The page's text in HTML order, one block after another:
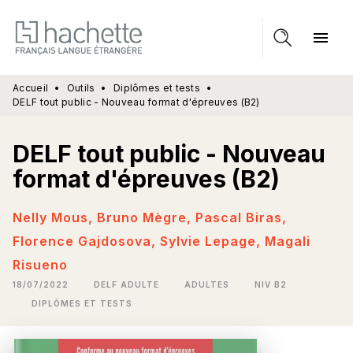
MENU RECHERCHE
CONTENU
PIED DE PAGE
menu
Accueil • Outils • Diplômes et tests
•
DELF tout public - Nouveau format d'épreuves (B2)
DELF tout public - Nouveau
format d'épreuves (B2)
Nelly Mous, Bruno Mègre, Pascal Biras,
Florence Gajdosova, Sylvie Lepage, Magali
Risueno
18/07/2022 DELF ADULTE ADULTES NIV B2
DIPLÔMES ET TESTS